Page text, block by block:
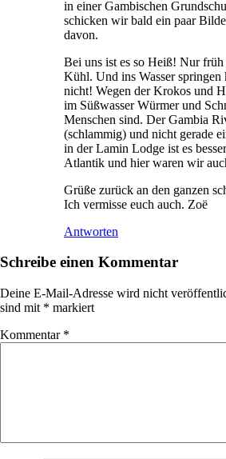
in einer Gambischen
schicken wir bald ein paar
davon.
Bei uns ist es so Heiß! Nur früh
Kühl. Und ins Wasser
nicht! Wegen der Krokos und
im Süßwasser Würmer und
Menschen sind. Der Gambia
(schlammig) und nicht gerade
in der Lamin Lodge ist es
Atlantik und hier waren wir
Grüße zurück an den ganzen
Ich vermisse euch auch. Zoë
Antworten
Schreibe einen Kommentar
Deine E-Mail-Adresse wird nicht
sind mit * markiert
Kommentar *